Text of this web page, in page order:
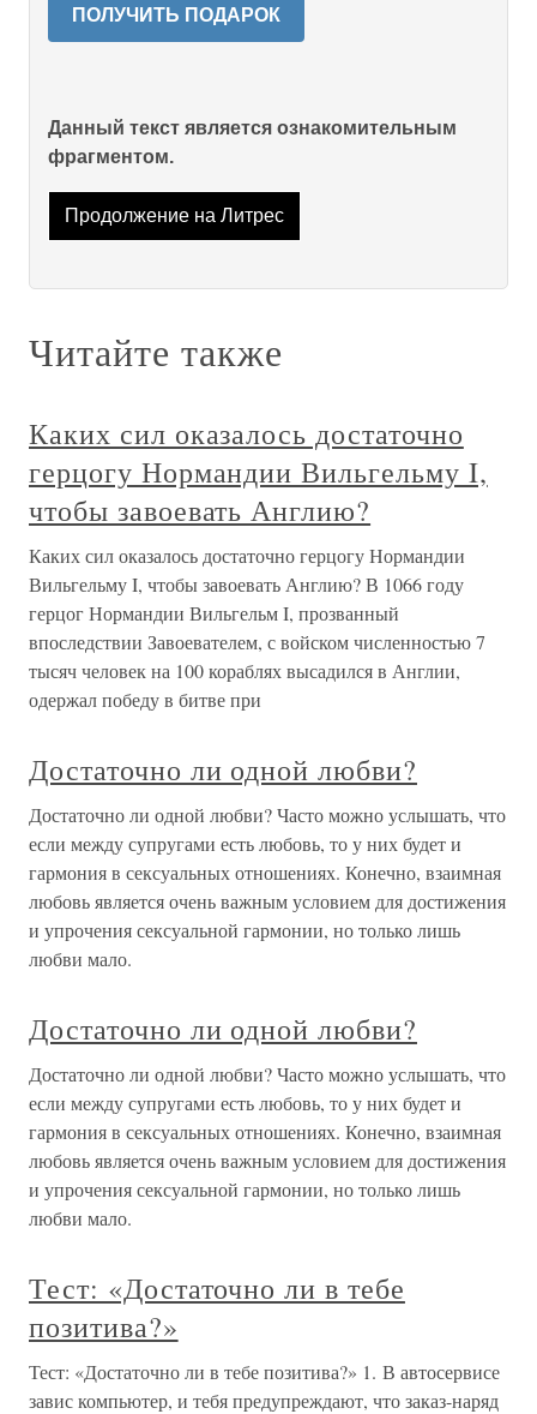
ПОЛУЧИТЬ ПОДАРОК
Данный текст является ознакомительным
фрагментом.
Продолжение на Литрес
Читайте также
Каких сил оказалось достаточно
герцогу Нормандии Вильгельму I,
чтобы завоевать Англию?
Каких сил оказалось достаточно герцогу Нормандии
Вильгельму I, чтобы завоевать Англию? В 1066 году
герцог Нормандии Вильгельм I, прозванный
впоследствии Завоевателем, с войском численностью 7
тысяч человек на 100 кораблях высадился в Англии,
одержал победу в битве при
Достаточно ли одной любви?
Достаточно ли одной любви? Часто можно услышать, что
если между супругами есть любовь, то у них будет и
гармония в сексуальных отношениях. Конечно, взаимная
любовь является очень важным условием для достижения
и упрочения сексуальной гармонии, но только лишь
любви мало.
Достаточно ли одной любви?
Достаточно ли одной любви? Часто можно услышать, что
если между супругами есть любовь, то у них будет и
гармония в сексуальных отношениях. Конечно, взаимная
любовь является очень важным условием для достижения
и упрочения сексуальной гармонии, но только лишь
любви мало.
Тест: «Достаточно ли в тебе
позитива?»
Тест: «Достаточно ли в тебе позитива?» 1. В автосервисе
завис компьютер, и тебя предупреждают, что заказ-наряд